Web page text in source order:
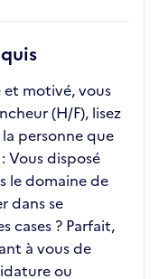
et motivé, vous
(H/F), lisez
personne que
Vous disposé
le domaine de
dans se
cases ? Parfait,
à vous de
ou